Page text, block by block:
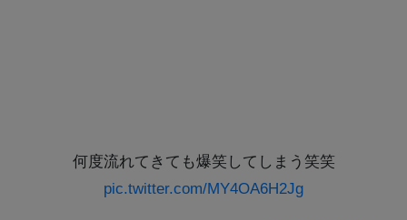
何度流れてきても爆笑してしまう笑笑
pic.twitter.com/MY4OA6H2Jg